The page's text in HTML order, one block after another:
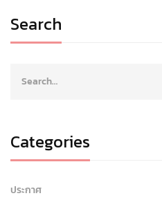
Search
Categories
ประกาศ